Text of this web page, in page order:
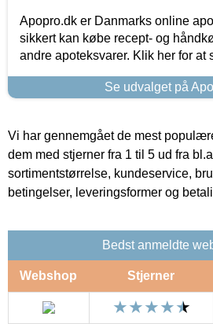
Apopro.dk er Danmarks online
sikkert kan købe recept- og
andre apoteksvarer. Klik her for at
Se udvalget på
Vi har gennemgået de mest
dem med stjerner fra 1 til 5 ud fra
sortimentstørrelse, kundeservice,
betingelser, leveringsformer og
Bedst anmeldte
Webshop Stjerner